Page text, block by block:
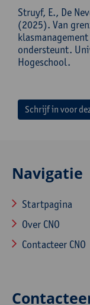
Struyf, E., De
(2025). Van
ondersteunt.
Hogeschool.
Schrijf in voor
Navigatie
Startpagina
Over CNO
Contacteer CNO